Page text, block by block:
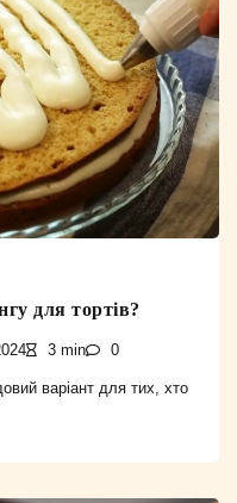
для тортів?
3 min 0
варіант для тих, хто